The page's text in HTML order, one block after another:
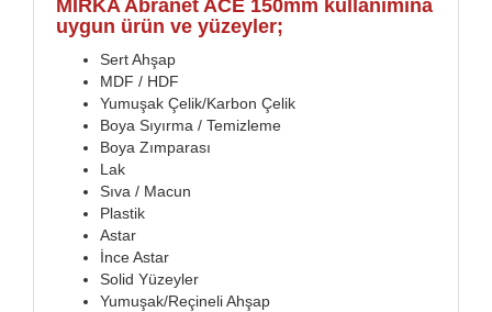
MIRKA Abranet ACE 150mm kullanımına
uygun ürün ve yüzeyler;
Sert Ahşap
MDF / HDF
Yumuşak Çelik/Karbon Çelik
Boya Sıyırma / Temizleme
Boya Zımparası
Lak
Sıva / Macun
Plastik
Astar
İnce Astar
Solid Yüzeyler
Yumuşak/Reçineli Ahşap